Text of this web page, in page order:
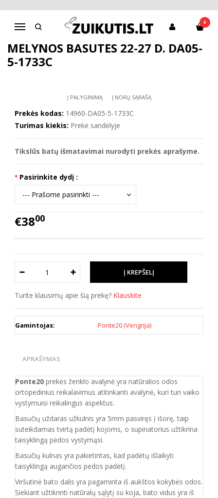
Navigacija
0
Pagrindinis
D.D.Step batai mergaitėms
Mėlynos basutės 22-27 d. DA05-5-1733C
MĖLYNOS BASUTĖS 22-27 D. DA05-
5-1733C
Į PALYGINIMĄ Į NORŲ SĄRAŠĄ
Prekės kodas: 14960-DA05-5-1733C
Turimas kiekis: Prekė sandėlyje
Tikslūs batų išmatavimai nurodyti prekės aprašyme.
Pasirinkite dydį :
€3800
Turite klausimų apie šią prekę? Klauskite
Gamintojas: Ponte20 (Vengrija)
APRAŠYMAS
Ponte20 prekės ženklo avalynė yra natūralios odos
ortopedinius reikalavimus atitinkanti avalynė, kuri turi vaiko
vystymuisi reikalingus aspektus.
Basučių uždaras užkulnis yra 5mm pasviręs į išorę, taip
suteikdamas tvirtą padėtį kojoms, o supinatorius užtikrina
taisyklingą pėdos vystymąsi.
Basučių kulnas yra pakietintas, kad padėtų išlaikyti
taisyklingą augančios pėdos padėtį.
Viršutinė bato dalis yra pagaminta iš aukštos kokybės odos.
Siekiant užtikrinti natūralų sąlytį su koja, bato vidus yra iš